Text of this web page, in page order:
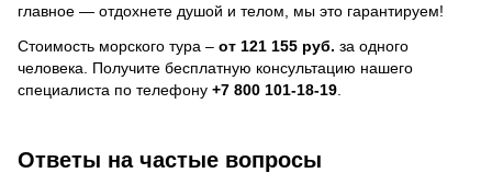
главное — отдохнете душой и телом, мы это гарантируем!
Стоимость морского тура – от 121 155 руб. за одного
человека. Получите бесплатную консультацию нашего
специалиста по телефону +7 800 101-18-19
Ответы на частые вопросы